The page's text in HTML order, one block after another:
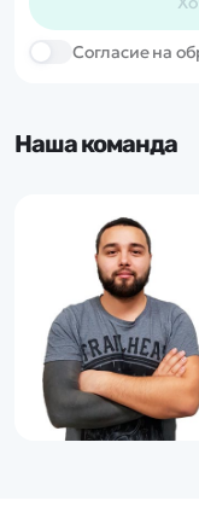
Cогласие на
Наша команда